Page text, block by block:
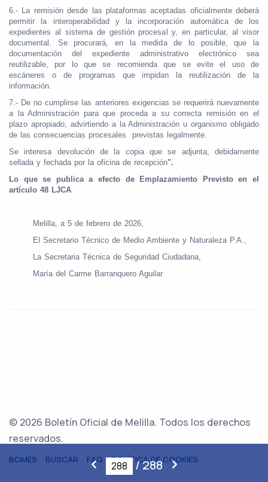
/288
6.- La remisión desde las plataformas aceptadas oficialmente deberá
permitir la interoperabilidad y la incorporación automática de los
expedientes al sistema de gestión procesal y, en particular, al visor
documental. Se procurará, en la medida de lo posible, que la
documentación del expediente administrativo electrónico sea
reutilizable, por lo que se recomienda que se evite el uso de
escáneres o de programas que impidan la reutilización de la
información.
7.- De no cumplirse las anteriores exigencias se requerirá nuevamente
a la Administración para que proceda a su correcta remisión en el
plazo apropiado, advirtiendo a la Administración u organismo obligado
de las consecuencias procesales previstas legalmente.
Se interesa devolución de la copia que se adjunta, debidamente
sellada y fechada por la oficina de recepción".
Lo que se publica a efecto de Emplazamiento Previsto en el
artículo 48 LJCA
Melilla, a 5 de febrero de 2026,
El Secretario Técnico de Medio Ambiente y Naturaleza P.A.,
La Secretaria Técnica de Seguridad Ciudadana,
María del Carme Barranquero Aguilar
© 2026 Boletín Oficial de Melilla. Todos los derechos
reservados.
BOMES BUSCAR FAQ POLÍTICA DE COOKIES